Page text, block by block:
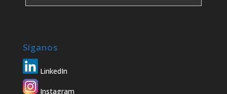
Síganos
LinkedIn
Instagram